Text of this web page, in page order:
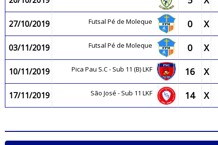
27/10/2019 Futsal Pé de Moleque 0 X
03/11/2019 Futsal Pé de Moleque 0 X
10/11/2019 Pica Pau S.C - Sub 11 (B) LKF 16 X
17/11/2019 São José - Sub 11 LKF 14 X